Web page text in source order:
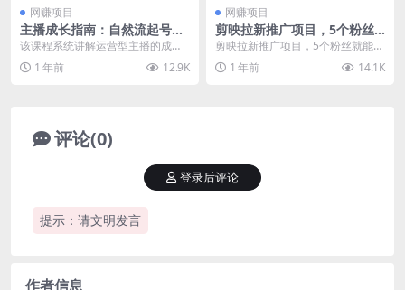
网赚项目
主播成长指南：自然流起号
+话术拆解，实操录屏助你快
速进阶(6月更新
该课程系统讲解运营型主播的成长
路径，包含自然流起号、话术设
计、罗盘运营等核心技能...
1 年前 12.9K
网赚项目
剪映拉新推广项目，5个粉丝
就能操作，月入1w+超详细攻
略！【附入口】
剪映拉新推广项目，5个粉丝就能操
作，月入1w+超详细攻略！【附入
口】 今天给大家...
1 年前 14.1K
评论(0)
提示：请文明发言
登录后评论
作者信息